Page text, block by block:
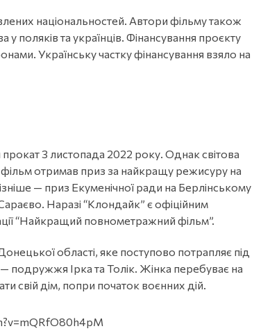
національностей. Автори фільму також
поляків та українців. Фінансування проєкту
Українську частку фінансування взяло на
3 листопада 2022 року. Однак світова
отримав приз за найкращу режисуру на
— приз Екуменічної ради на Берлінському
Наразі “Клондайк” є офіційним
“Найкращий повнометражний фільм”.
області, яке поступово потрапляє під
подружжя Ірка та Толік. Жінка перебуває на
свій дім, попри початок воєнних дій.